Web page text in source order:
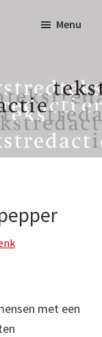
Menu
met een